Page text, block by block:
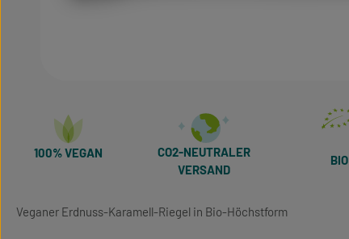
100% VEGAN
CO2-NEUTRALER
VERSAND
BIO
Veganer Erdnuss-Karamell-Riegel in Bio-Höchstform